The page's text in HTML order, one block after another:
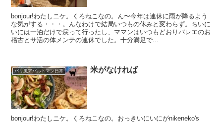
bonjour!わたしニケ。くろねこなの。ん〜今年は連休に雨が降るよう
な気がする・・・。んなわけで結局いつもの休みと変わらず。ちいに
いには一泊だけで戻って行ったし、ママンはいつもどおりバレエのお
稽古とサ活の体メンテの連休でした。十分満足で...
パリ風アパルトマン日常 米がなければ
bonjour!わたしニケ。くろねこなの。おっきいにいにがnikeneko's